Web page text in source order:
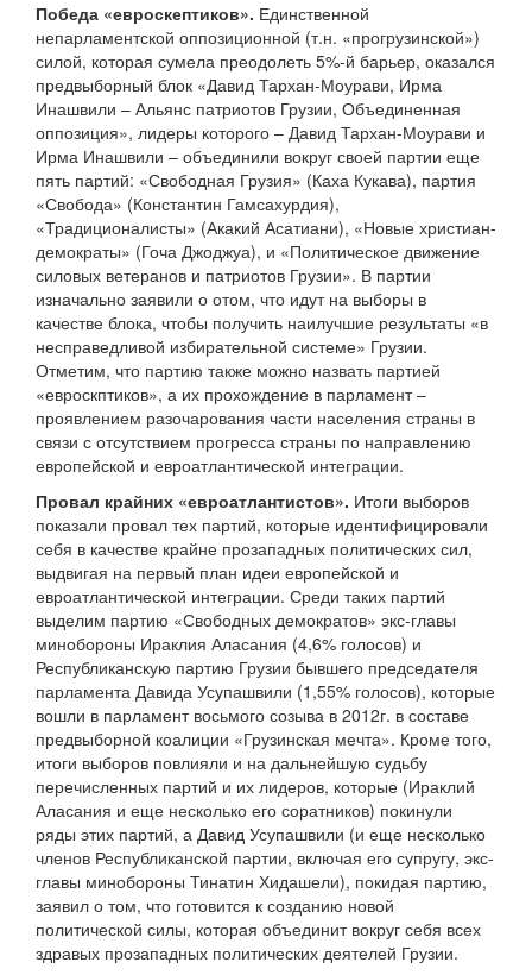
Победа «евроскептиков». Единственной
непарламентской оппозиционной (т.н. «прогрузинской»)
силой, которая сумела преодолеть 5%-й барьер, оказался
предвыборный блок «Давид Тархан-Моурави, Ирма
Инашвили – Альянс патриотов Грузии, Объединенная
оппозиция», лидеры которого – Давид Тархан-Моурави и
Ирма Инашвили – объединили вокруг своей партии еще
пять партий: «Свободная Грузия» (Каха Кукава), партия
«Свобода» (Константин Гамсахурдия),
«Традиционалисты» (Акакий Асатиани), «Новые христиан-
демократы» (Гоча Джоджуа), и «Политическое движение
силовых ветеранов и патриотов Грузии». В партии
изначально заявили о отом, что идут на выборы в
качестве блока, чтобы получить наилучшие результаты «в
несправедливой избирательной системе» Грузии.
Отметим, что партию также можно назвать партией
«евроскптиков», а их прохождение в парламент –
проявлением разочарования части населения страны в
связи с отсутствием прогресса страны по направлению
европейской и евроатлантической интеграции.
Провал крайних «евроатлантистов». Итоги выборов
показали провал тех партий, которые идентифицировали
себя в качестве крайне прозападных политических сил,
выдвигая на первый план идеи европейской и
евроатлантической интеграции. Среди таких партий
выделим партию «Свободных демократов» экс-главы
минобороны Ираклия Аласания (4,6% голосов) и
Республиканскую партию Грузии бывшего председателя
парламента Давида Усупашвили (1,55% голосов), которые
вошли в парламент восьмого созыва в 2012г. в составе
предвыборной коалиции «Грузинская мечта». Кроме того,
итоги выборов повлияли и на дальнейшую судьбу
перечисленных партий и их лидеров, которые (Ираклий
Аласания и еще несколько его соратников) покинули
ряды этих партий, а Давид Усупашвили (и еще несколько
членов Республиканской партии, включая его супругу, экс-
главы минобороны Тинатин Хидашели), покидая партию,
заявил о том, что готовится к созданию новой
политической силы, которая объединит вокруг себя всех
здравых прозападных политических деятелей Грузии.